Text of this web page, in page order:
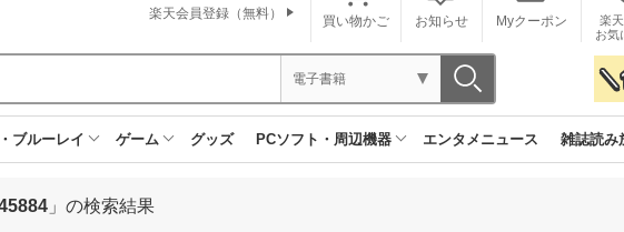
買い物かご お知らせ Myクーポン
楽
お気
楽天会員登録（無料）
電子書籍
ブルーレイ ゲーム グッズ PCソフト・周辺機器 エンタメニュース 雑誌読み
」の検索結果